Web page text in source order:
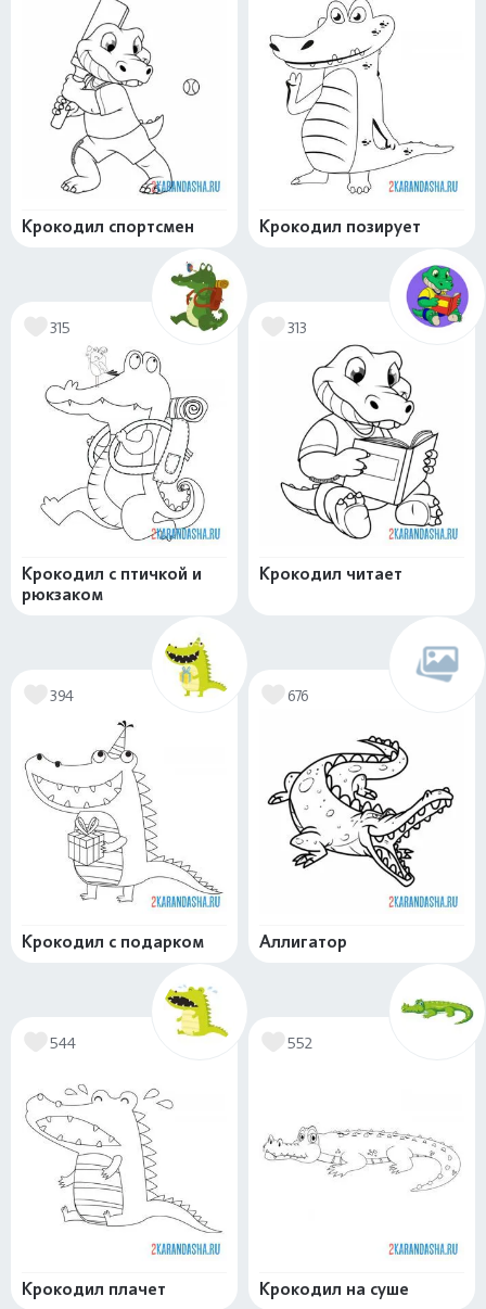
Крокодил спортсмен Крокодил позирует
315
Крокодил с птичкой и
рюкзаком
313
Крокодил читает
394
Крокодил с подарком
676
Аллигатор
544
Крокодил плачет
552
Крокодил на суше